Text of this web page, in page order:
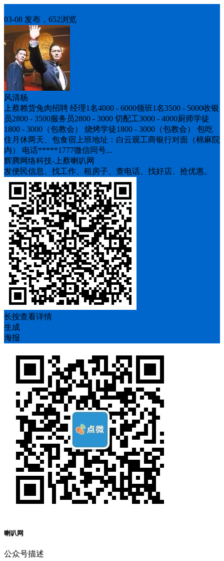
03-08 发布，652浏览
风清杨
上蔡赖货兔肉招聘 经理1名4000 - 6000领班1名3500 - 5000收银
员2800 - 3500服务员2800 - 3000 切配工3000 - 4000厨师学徒
1800 - 3000（包教会） 烧烤学徒1800 - 3000（包教会） 包吃
住月休两天、包食宿上班地址：白云观工商银行对面（棉麻院
内） 电话*****1777微信同号...
辉腾网络科技-上蔡喇叭网
发便民信息、找工作、租房子、查电话、找好店、抢优惠。
长按查看详情
生成
海报
喇叭网
公众号描述